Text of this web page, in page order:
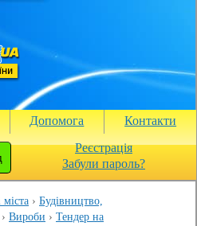
Допомога
Контакти
Реєстрація
Забули пароль?
міста
Будівництво,
Вироби
Тендер на